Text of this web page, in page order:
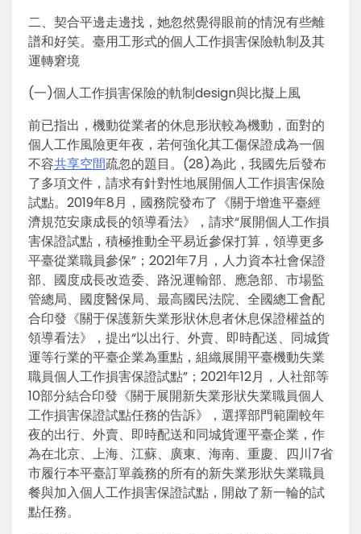
二、契合平邊走邊找，她忽然覺得眼前的情況有些離
譜和好笑。臺用工形式的個人工作損害保險軌制及其
運轉窘境
(一)個人工作損害保險的軌制design與比擬上風
前已指出，機動從業者的休息形狀較為機動，面對的
個人工作風險更年夜，若何強化其工傷保證成為一個
不容共享空間疏忽的題目。(28)為此，我國先后發布
了多項文件，請求有針對性地展開個人工作損害保險
試點。2019年8月，國務院發布了《關于增進平臺經
濟規范安康成長的領導看法》，請求“展開個人工作損
害保證試點，積極推動全平易近參保打算，領導更多
平臺從業職員參保”；2021年7月，人力資本社會保證
部、國度成長改造委、路況運輸部、應急部、市場監
管總局、國度醫保局、最高國民法院、全國總工會配
合印發《關于保護新失業形狀休息者休息保證權益的
領導看法》，提出“以出行、外賣、即時配送、同城貨
運等行業的平臺企業為重點，組織展開平臺機動失業
職員個人工作損害保證試點”；2021年12月，人社部等
10部分結合印發《關于展開新失業形狀失業職員個人
工作損害保證試點任務的告訴》，選擇部門範圍較年
夜的出行、外賣、即時配送和同城貨運平臺企業，作
為在北京、上海、江蘇、廣東、海南、重慶、四川7省
市履行本平臺訂單義務的所有的新失業形狀失業職員
餐與加入個人工作損害保證試點，開啟了新一輪的試
點任務。